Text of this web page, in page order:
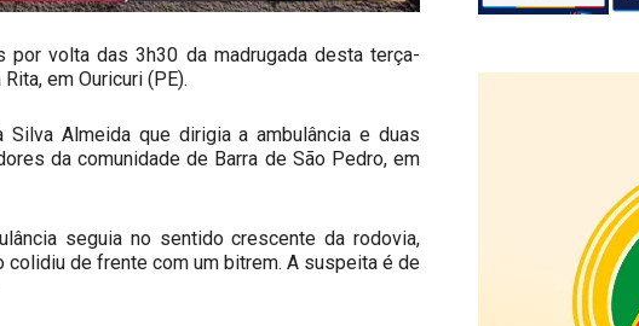
volta das 3h30 da madrugada desta terça-
em Ouricuri (PE).
Almeida que dirigia a ambulância e duas
da comunidade de Barra de São Pedro, em
seguia no sentido crescente da rodovia,
colidiu de frente com um bitrem. A suspeita é de